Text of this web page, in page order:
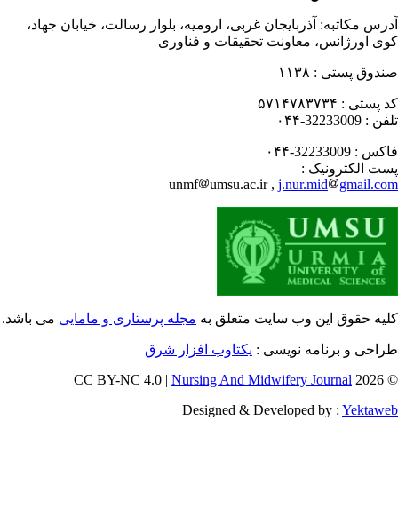
مکاتبه:آذربایجان غربی، ارومیه، بلوار رسالت، خیابان جهاد،
اورژانس، معاونت تحقیقات و فناوری
پستی : ۱۱۳۸
پستی : ۵۷۱۴۷۸۳۷۳۴
: 32233009-۰۴۴
: 32233009-۰۴۴
الکترونیک :
unmf
umsu.ac.ir ,j.nur.mid
حقوق این وب سایت متعلق بهمجله پرستاری و ماماییمی باشد.
و برنامه نویسی : یکتاوب افزار شرق
©
Nursing And Midwifery Journal
Designed & Developed by :